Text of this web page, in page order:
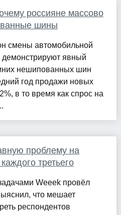
россияне массово
шины
смены автомобильной
явный
нешипованных шин
год продажи новых
в то время как спрос на
проблему на
третьего
Weeek провёл
что мешает
респондентов